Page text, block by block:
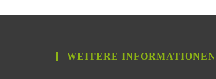
WEITERE INFORMATIONEN